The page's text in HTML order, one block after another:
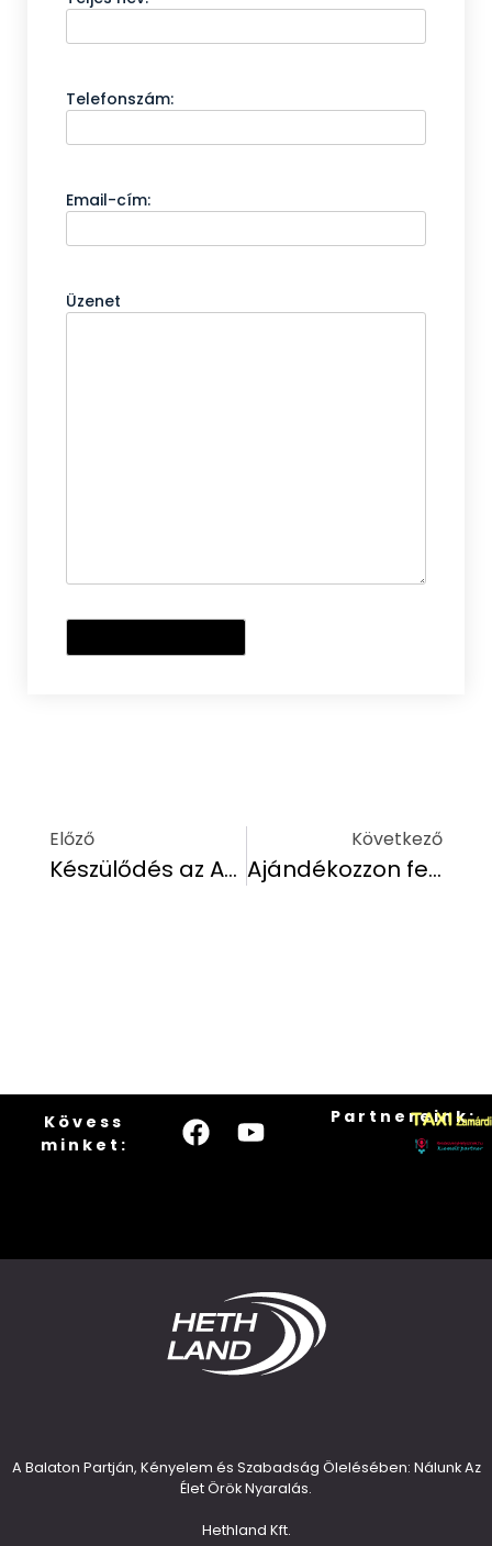
Telefonszám:
Email-cím:
Üzenet
Előző
Készülődés az Adventre a Balaton Partján – Ünnepi Hangulat Hethland Zamárdiban!
Következő
Ajándékozzon felejthetetlen élményeket idén karácsonykor!
Kövess
minket:
Partnereink:
A Balaton Partján, Kényelem és Szabadság Ölelésében: Nálunk Az
Élet Örök Nyaralás.
Hethland Kft.